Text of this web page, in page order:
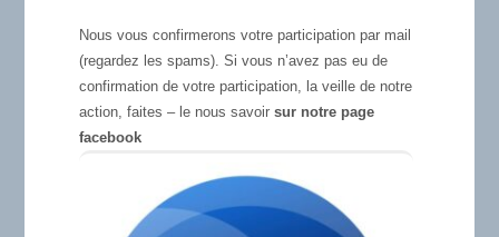
Nous vous confirmerons votre participation par mail
(regardez les spams). Si vous n’avez pas eu de
confirmation de votre participation, la veille de notre
action, faites – le nous savoir sur notre page
facebook